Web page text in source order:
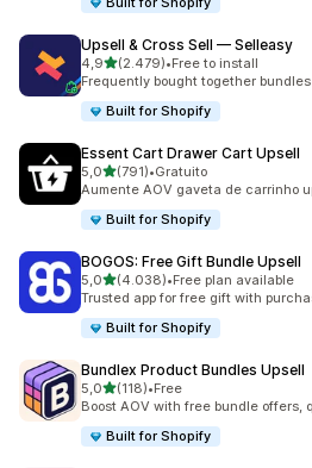
Upsell & Cross Sell — Selleasy
4,9de 5 estrelas
(2.479)
2479 total de avaliações
•Free to install
Frequently bought together
Built for Shopify
Essent Cart Drawer Cart Upsell
5,0de 5 estrelas
(791)
791 total de avaliações
•Gratuito
Aumente AOV gaveta de carrinho
Built for Shopify
BOGOS: Free Gift Bundle Upsell
5,0de 5 estrelas
(4.038)
4038 total de avaliações
•Free plan available
Trusted app for free gift with
Built for Shopify
Bundlex Product Bundles Upsell
5,0de 5 estrelas
(118)
118 total de avaliações
•Free
Boost AOV with free bundle offers,
Built for Shopify